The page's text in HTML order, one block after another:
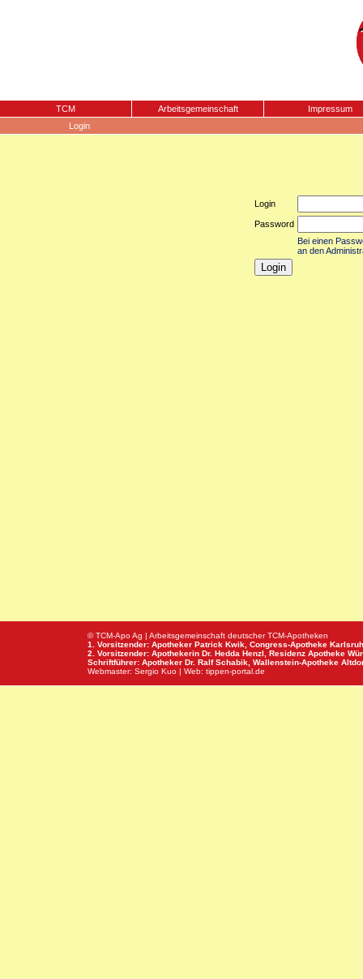
TCM Arbeitsgemeinschaft
Impressum
Login
Login
Password
Bei einen
an den
© TCM-Apo Ag | Arbeitsgemeinschaft deutscher TCM-Apotheken
1. Vorsitzender: Apotheker Patrick Kwik, Congress-Apotheke
2. Vorsitzender: Apothekerin Dr. Hedda Henzl, Residenz Apotheke
Schriftführer: Apotheker Dr. Ralf Schabik, Wallenstein-Apotheke
Webmaster: Sergio Kuo | Web: tippen-portal.de